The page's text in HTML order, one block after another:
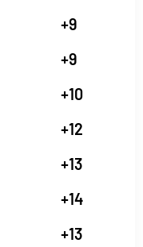
+9
+9
+10
+12
+13
+14
+13